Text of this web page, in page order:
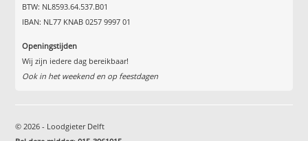
BTW: NL8593.64.537.B01
IBAN: NL77 KNAB 0257 9997 01
Openingstijden
Wij zijn iedere dag bereikbaar!
Ook in het weekend en op feestdagen
© 2026 - Loodgieter Delft